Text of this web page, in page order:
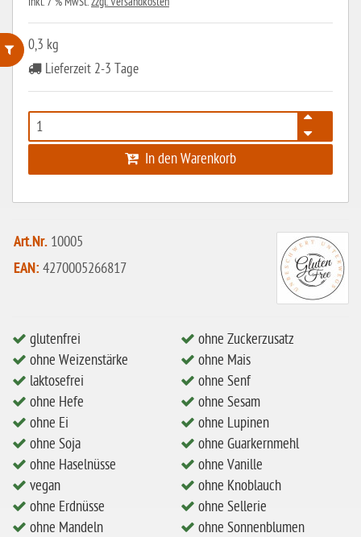
laktosefrei
ohne Hefe
ohne Ei
ohne Soja
Bio
eiweißarm / PKU
ohne Mandeln
ohne Milch
ohne Hafer
ohne Zuckerzusatz
ohne Reis
ohne Mais
0,3 kg
Lieferzeit 2-3 Tage
In den Warenkorb
Art.Nr. 10005
EAN: 4270005266817
glutenfrei
ohne Weizenstärke
laktosefrei
ohne Hefe
ohne Ei
ohne Soja
ohne Haselnüsse
vegan
ohne Erdnüsse
ohne Mandeln
ohne Zuckerzusatz
ohne Mais
ohne Senf
ohne Sesam
ohne Lupinen
ohne Guarkernmehl
ohne Vanille
ohne Knoblauch
ohne Sellerie
ohne Sonnenblumen